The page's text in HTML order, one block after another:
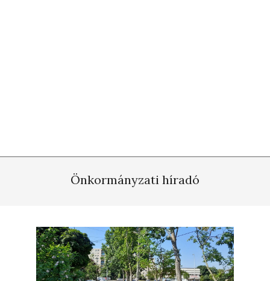
Önkormányzati híradó